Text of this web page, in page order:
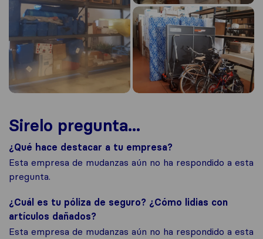
Sirelo pregunta...
¿Qué hace destacar a tu empresa?
Esta empresa de mudanzas aún no ha respondido a esta
pregunta.
¿Cuál es tu póliza de seguro? ¿Cómo lidias con
artículos dañados?
Esta empresa de mudanzas aún no ha respondido a esta